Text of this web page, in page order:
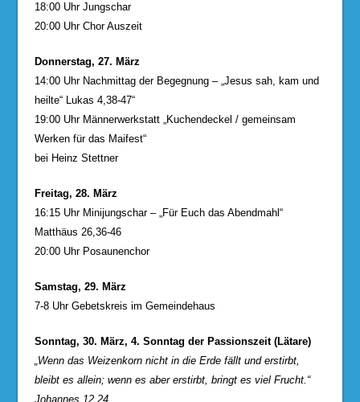
18:00 Uhr Jungschar
20:00 Uhr Chor Auszeit
Donnerstag, 27. März
14:00 Uhr Nachmittag der Begegnung – „Jesus sah, kam und
heilte“ Lukas 4,38-47“
19:00 Uhr Männerwerkstatt „Kuchendeckel / gemeinsam
Werken für das Maifest“
bei Heinz Stettner
Freitag, 28. März
16:15 Uhr Minijungschar – „Für Euch das Abendmahl“
Matthäus 26,36-46
20:00 Uhr Posaunenchor
Samstag, 29. März
7-8 Uhr Gebetskreis im Gemeindehaus
Sonntag, 30. März, 4. Sonntag der Passionszeit (Lätare)
„Wenn das Weizenkorn nicht in die Erde fällt und erstirbt,
bleibt es allein; wenn es aber erstirbt, bringt es viel Frucht.“
Johannes 12,24